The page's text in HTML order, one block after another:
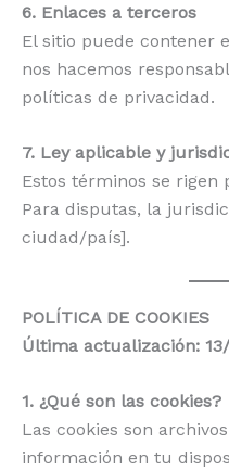
6. Enlaces a terceros
El sitio puede contener
nos hacemos
políticas de privacidad.
7. Ley aplicable y
Estos términos se rigen
Para disputas, la
ciudad/país].
POLÍTICA DE COOKIES
Última actualización:
1. ¿Qué son las cookies?
Las cookies son
información en tu